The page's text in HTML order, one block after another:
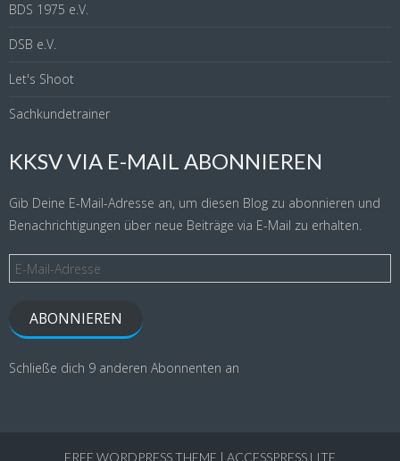
BDS 1975 e.V.
DSB e.V.
Let's Shoot
Sachkundetrainer
KKSV VIA E-MAIL ABONNIEREN
Gib Deine E-Mail-Adresse an, um diesen Blog zu abonnieren und
Benachrichtigungen über neue Beiträge via E-Mail zu erhalten.
E-
Mail-
Adresse
ABONNIEREN
Schließe dich 9 anderen Abonnenten an
FREE WORDPRESS THEME | ACCESSPRESS LITE